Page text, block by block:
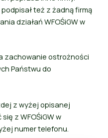
podpisał też z żadną firmą
działań WFOŚiGW w
zachowanie ostrożności
Państwu do
z wyżej opisanej
z WFOŚiGW w
numer telefonu.